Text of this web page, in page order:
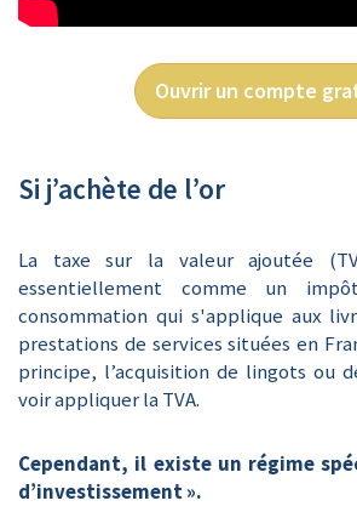
Ouvrir un compte
Si j’achète de l’or
La taxe sur la valeur ajoutée
essentiellement comme un
consommation qui s'applique aux
prestations de services situées en
principe, l’acquisition de lingots ou
voir appliquer la TVA.
Cependant, il existe un régime
d’investissement ».